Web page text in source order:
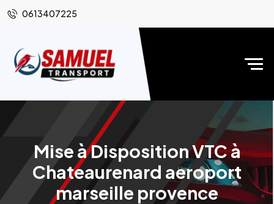
0613407225
Mise à Disposition VTC à
Chateaurenard aeroport
marseille provence